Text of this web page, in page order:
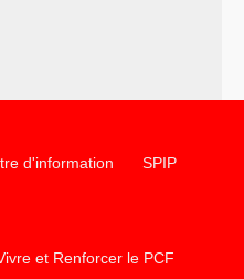
d'information SPIP
et Renforcer le PCF